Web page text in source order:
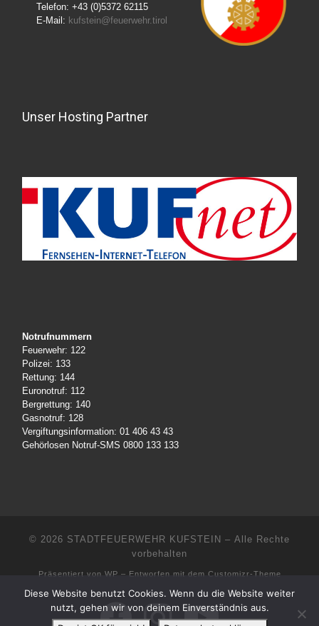
Telefon: +43 (0)5372 62115
E-Mail: kufstein@feuerwehr.tirol
Unser Hosting Partner
Notrufnummern
Feuerwehr: 122
Polizei: 133
Rettung: 144
Euronotruf: 112
Bergrettung: 140
Gasnotruf: 128
Vergiftungsinformation: 01 406 43 43
Gehörlosen Notruf-SMS 0800 133 133
© 2026 STADTFEUERWEHR KUFSTEIN – Alle Rechte
vorbehalten
Präsentiert von WP – Entworfen mit dem Customizr-Theme
Diese Website benutzt Cookies. Wenn du die Website weiter
nutzt, gehen wir von deinem Einverständnis aus.